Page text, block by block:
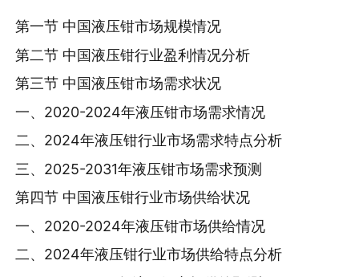
第一节 中国液压钳市场规模情况
第二节 中国液压钳行业盈利情况分析
第三节 中国液压钳市场需求状况
一、2020-2024年液压钳市场需求情况
二、2024年液压钳行业市场需求特点分析
三、2025-2031年液压钳市场需求预测
第四节 中国液压钳行业市场供给状况
一、2020-2024年液压钳市场供给情况
二、2024年液压钳行业市场供给特点分析